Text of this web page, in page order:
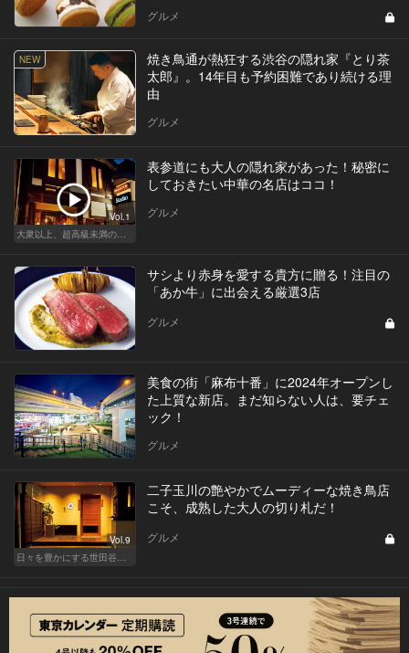
グルメ
NEW
焼き鳥通が熱狂する渋谷の隠れ家『とり茶
太郎』。14年目も予約困難であり続ける理
由
グルメ
Vol.1
大衆以上、超高級未満の絶品中華
表参道にも大人の隠れ家があった！秘密に
しておきたい中華の名店はココ！
グルメ
サシより赤身を愛する貴方に贈る！注目の
「あか牛」に出会える厳選3店
グルメ
美食の街「麻布十番」に2024年オープンし
た上質な新店。まだ知らない人は、要チェ
ック！
グルメ
Vol.9
日々を豊かにする世田谷の話題店
二子玉川の艶やかでムーディーな焼き鳥店
こそ、成熟した大人の切り札だ！
グルメ